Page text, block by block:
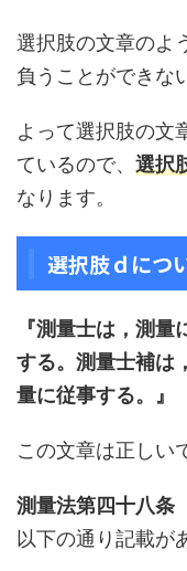
選択肢の文章のよ
負うことができな
よって選択肢の文
ているので、 選択
なります。
選択肢ｄにつ
『測量士は，測
する。測量士補は
量に従事する。』
この文章は正しい
測量法第四十八条
以下の通り記載が